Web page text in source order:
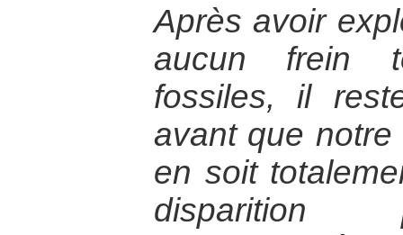
Après avoir
aucun frein
fossiles, il
avant que
en soit
disparition